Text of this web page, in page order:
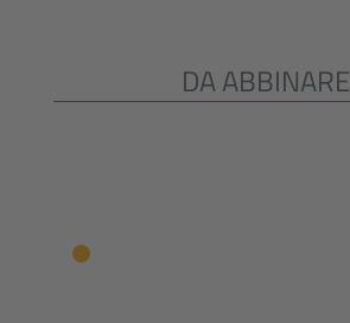
Salta la galleria dei prodotti
DA ABBINARE